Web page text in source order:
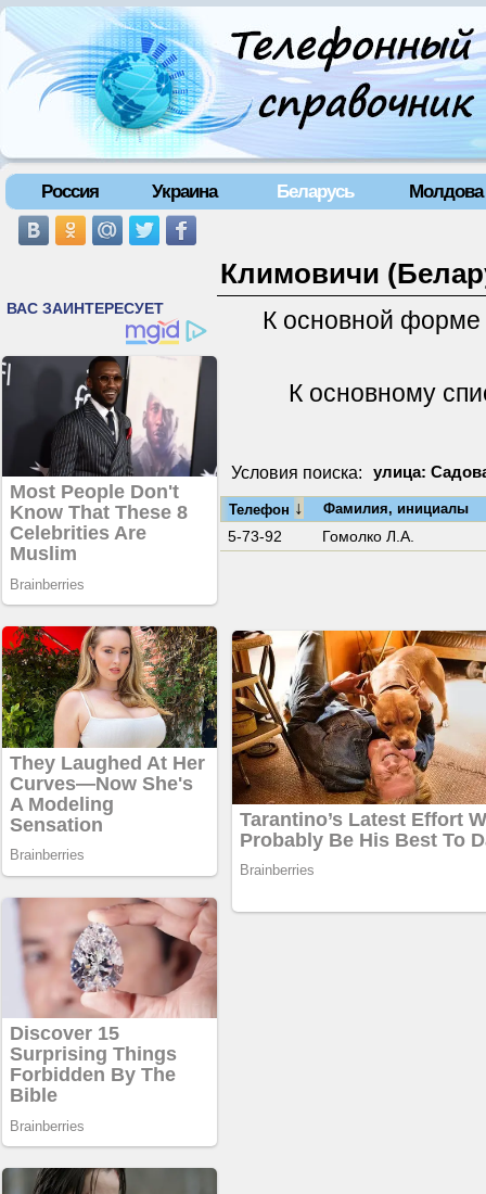
Россия Украина Беларусь Молдова
Климовичи
К основной форме
К основному
Условия поиска: улица:
Телефон ↓ Фамилия, инициалы
5-73-92 Гомолко Л.А.